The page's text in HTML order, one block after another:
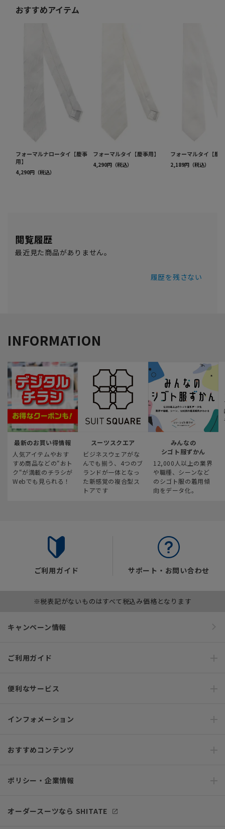
閲覧履歴
最近見た商品がありません。
履歴を残さない
INFORMATION
最新のお買い得情報
人気アイテムやおす
すめ商品などの“おト
ク“が満載のチラシが
Webでも見られる！
スーツスクエア
ビジネスウェアがな
んでも揃う、4つのブ
ランドが一体となっ
た新感覚の複合型ス
トアです
みんなの
シゴト服ずかん
12,000人以上の業界
や職種、シーンなど
のシゴト服の着用傾
向をデータ化。
ご利用ガイド サポート・お問い合わせ
※税表記がないものはすべて税込み価格となります
キャンペーン情報
ご利用ガイド
便利なサービス
インフォメーション
おすすめコンテンツ
ポリシー・企業情報
オーダースーツなら SHITATE